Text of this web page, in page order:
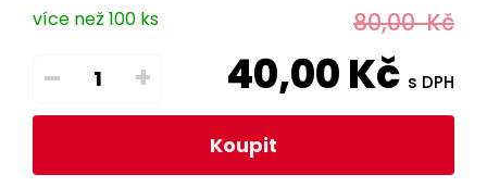
více než 100 ks
– +
80,00Kč
40,00Kč s DPH
Koupit